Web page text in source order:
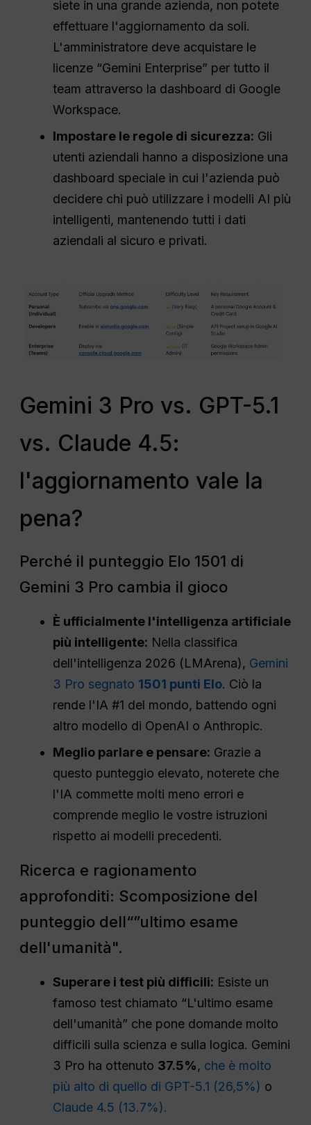
siete in una grande azienda, non potete
effettuare l'aggiornamento da soli.
L'amministratore deve acquistare le
licenze “Gemini Enterprise” per tutto il
team attraverso la dashboard di Google
Workspace.
Impostare le regole di sicurezza: Gli
utenti aziendali hanno a disposizione una
dashboard speciale in cui l'azienda può
decidere chi può utilizzare i modelli AI più
intelligenti, mantenendo tutti i dati
aziendali al sicuro e privati.
Gemini 3 Pro vs. GPT-5.1
vs. Claude 4.5:
l'aggiornamento vale la
pena?
Perché il punteggio Elo 1501 di
Gemini 3 Pro cambia il gioco
È ufficialmente l'intelligenza artificiale
più intelligente: Nella classifica
dell'intelligenza 2026 (LMArena), Gemini
3 Pro segnato 1501 punti Elo. Ciò la
rende l'IA #1 del mondo, battendo ogni
altro modello di OpenAI o Anthropic.
Meglio parlare e pensare: Grazie a
questo punteggio elevato, noterete che
l'IA commette molti meno errori e
comprende meglio le vostre istruzioni
rispetto ai modelli precedenti.
Ricerca e ragionamento
approfonditi: Scomposizione del
punteggio dell“”ultimo esame
dell'umanità".
Superare i test più difficili: Esiste un
famoso test chiamato “L'ultimo esame
dell'umanità” che pone domande molto
difficili sulla scienza e sulla logica. Gemini
3 Pro ha ottenuto 37.5%, che è molto
più alto di quello di GPT-5.1 (26,5%) o
Claude 4.5 (13.7%).